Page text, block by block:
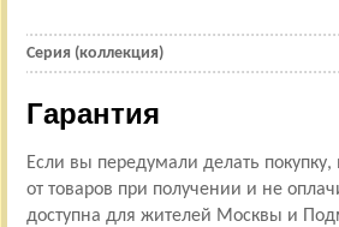
Серия (коллекция)
Гарантия
Если вы передумали делать покупку,
от товаров при получении и не
доступна для жителей Москвы и